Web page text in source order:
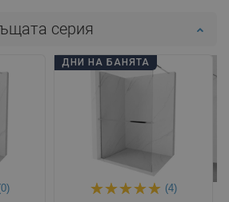
серия
ДНИ НА БАНЯТА
(4)